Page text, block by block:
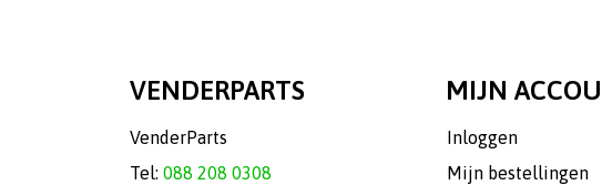
VENDERPARTS
VenderParts
Tel: 088 208 0308
MIJN
Inloggen
Mijn bestellingen